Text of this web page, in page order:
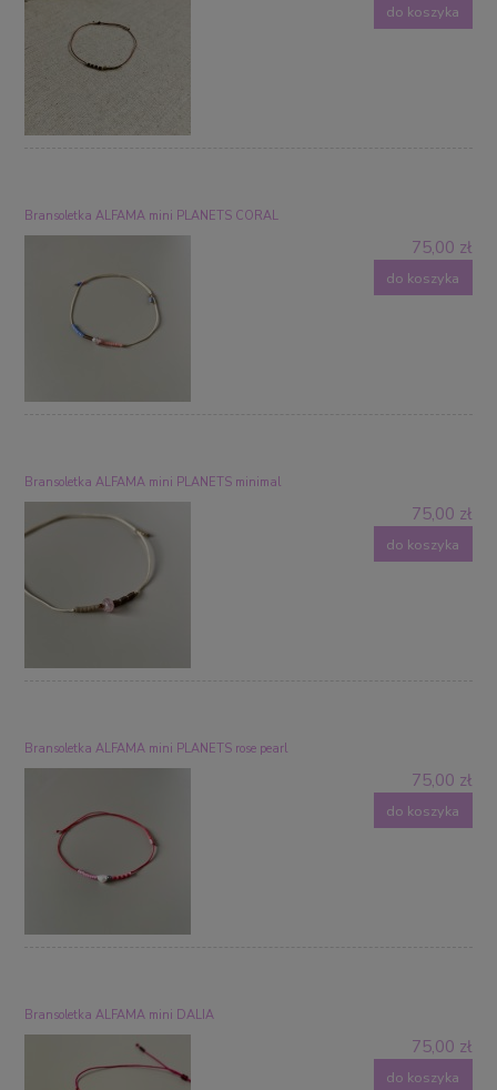
do koszyka
Bransoletka ALFAMA mini PLANETS CORAL
75,00 zł
do koszyka
Bransoletka ALFAMA mini PLANETS minimal
75,00 zł
do koszyka
Bransoletka ALFAMA mini PLANETS rose pearl
75,00 zł
do koszyka
Bransoletka ALFAMA mini DALIA
75,00 zł
do koszyka